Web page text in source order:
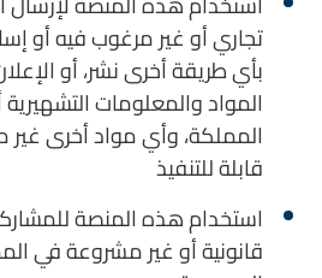
تجاري أو غير مرغوب فيه أو
بأي طريقة أخرى نشر، أو
المواد والمعلومات
المملكة، وأي مواد أخرى
قابلة للتنفيذ
استخدام هذه المنصة
قانونية أو غير مشروعة في